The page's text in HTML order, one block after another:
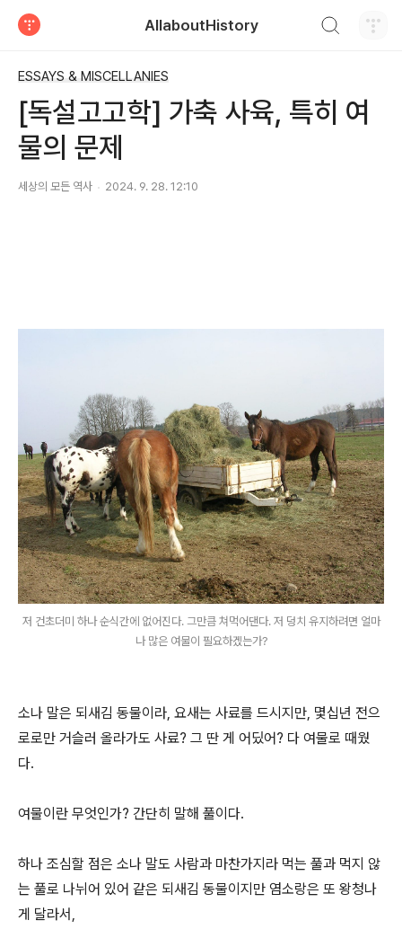
AllaboutHistory
ESSAYS & MISCELLANIES
[독설고고학] 가축 사육, 특히 여
물의 문제
세상의 모든 역사 2024. 9. 28. 12:10
저 건초더미 하나 순식간에 없어진다. 그만큼 쳐먹어댄다. 저 덩치 유지하려면 얼마
나 많은 여물이 필요하겠는가?
소나 말은 되새김 동물이라, 요새는 사료를 드시지만, 몇십년 전으
로로만 거슬러 올라가도 사료? 그 딴 게 어딨어? 다 여물로 때웠
다.
여물이란 무엇인가? 간단히 말해 풀이다.
하나 조심할 점은 소나 말도 사람과 마찬가지라 먹는 풀과 먹지 않
는 풀로 나뉘어 있어 같은 되새김 동물이지만 염소랑은 또 왕청나
게 달라서,